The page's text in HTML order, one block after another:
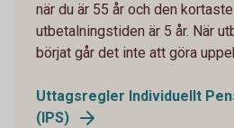
när du är 55 år och den
utbetalningstiden är 5 år. När
börjat går det inte att göra
Uttagsregler Individuellt
(IPS)